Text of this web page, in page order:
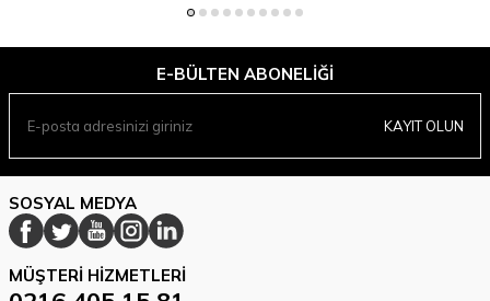
E-BÜLTEN ABONELIĞI
KAYIT OLUN
SOSYAL MEDYA
MÜŞTERI HIZMETLERI